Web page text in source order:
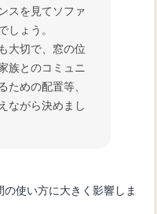
スを見てソファ
ょう。
大切で、窓の位
族とのコミュニ
めの配置等、
ながら決めまし
使い方に大きく影響しま